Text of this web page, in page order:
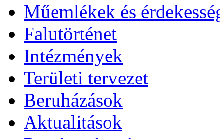
Műemlékek és
Falutörténet
Intézmények
Területi tervezet
Beruházások
Aktualitások